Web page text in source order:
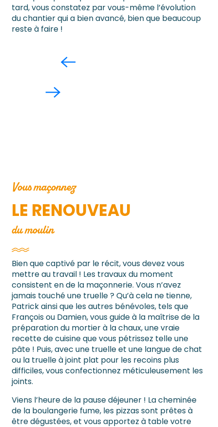
tard, vous constatez par vous-même l’évolution
du chantier qui a bien avancé, bien que beaucoup
reste à faire !
Vous maçonnez
LE RENOUVEAU
du moulin
Bien que captivé par le récit, vous devez vous
mettre au travail ! Les travaux du moment
consistent en de la maçonnerie. Vous n’avez
jamais touché une truelle ? Qu’à cela ne tienne,
Patrick ainsi que les autres bénévoles, tels que
François ou Damien, vous guide à la maîtrise de la
préparation du mortier à la chaux, une vraie
recette de cuisine que vous pétrissez telle une
pâte ! Puis, avec une truelle et une langue de chat
ou la truelle à joint plat pour les recoins plus
difficiles, vous confectionnez méticuleusement les
joints.
Viens l’heure de la pause déjeuner ! La cheminée
de la boulangerie fume, les pizzas sont prêtes à
être dégustées, et vous apportez à table votre